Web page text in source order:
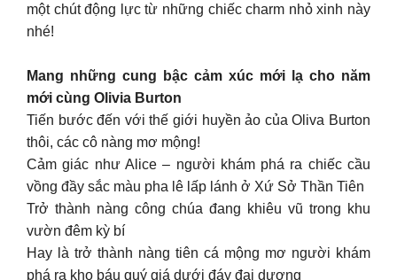
một chút động lực từ những chiếc charm nhỏ xinh này
nhé!
Mang những cung bậc cảm xúc mới lạ cho năm
mới cùng Olivia Burton
Tiến bước đến với thế giới huyền ảo của Oliva Burton
thôi, các cô nàng mơ mộng!
Cảm giác như Alice – người khám phá ra chiếc cầu
vồng đầy sắc màu pha lê lấp lánh ở Xứ Sở Thần Tiên
Trở thành nàng công chúa đang khiêu vũ trong khu
vườn đêm kỳ bí
Hay là trở thành nàng tiên cá mộng mơ người khám
phá ra kho báu quý giá dưới đáy đại dương